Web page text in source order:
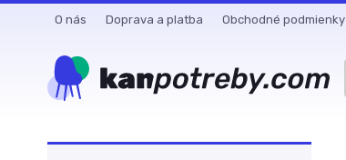
O nás Doprava a platba Obchodné podmienky